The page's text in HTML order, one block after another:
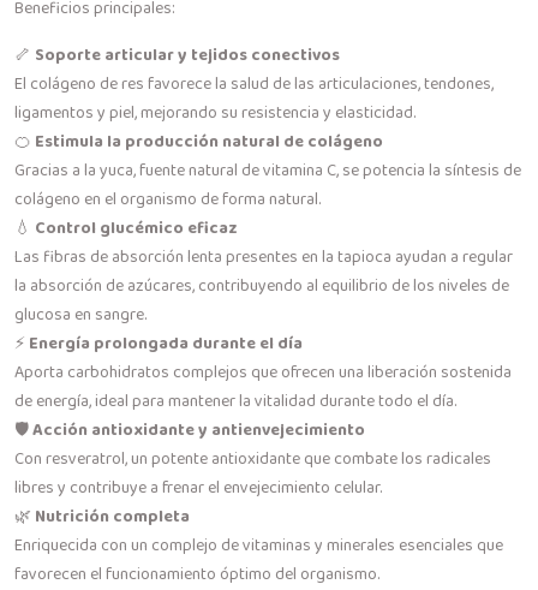
Beneficios principales:
🦴 Soporte articular y tejidos conectivos
El colágeno de res favorece la salud de las articulaciones, tendones,
ligamentos y piel, mejorando su resistencia y elasticidad.
🍊 Estimula la producción natural de colágeno
Gracias a la yuca, fuente natural de vitamina C, se potencia la síntesis de
colágeno en el organismo de forma natural.
💧 Control glucémico eficaz
Las fibras de absorción lenta presentes en la tapioca ayudan a regular
la absorción de azúcares, contribuyendo al equilibrio de los niveles de
glucosa en sangre.
⚡ Energía prolongada durante el día
Aporta carbohidratos complejos que ofrecen una liberación sostenida
de energía, ideal para mantener la vitalidad durante todo el día.
🛡️Acción antioxidante y antienvejecimiento
Con resveratrol, un potente antioxidante que combate los radicales
libres y contribuye a frenar el envejecimiento celular.
🌿 Nutrición completa
Enriquecida con un complejo de vitaminas y minerales esenciales que
favorecen el funcionamiento óptimo del organismo.